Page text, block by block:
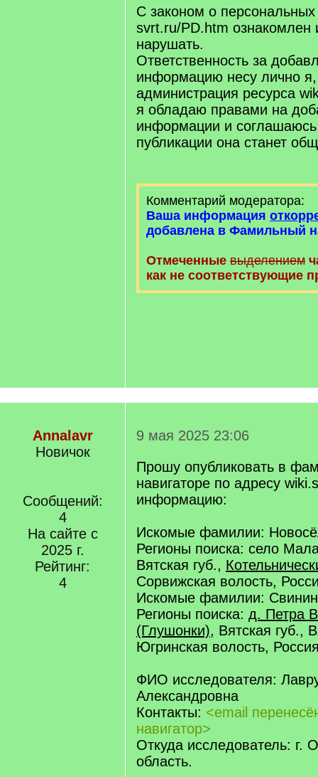
С законом о
svrt.ru/PD.htm ознакомлен
нарушать.
Ответственность за
информацию несу лично
администрация ресурса
я обладаю правами на
информации и
публикации она станет
Комментарий модератора:
Ваша информация
добавлена в Фамильный
Отмеченные выделением
как не соответствующие
Annalavr
Новичок
Сообщений:
4
На сайте с
2025 г.
Рейтинг:
4
9 мая 2025 23:06
Прошу опубликовать в
навигаторе по адресу
информацию:
Искомые фамилии:
Регионы поиска: село
Вятская губ.,
Сорвижская волость,
Искомые фамилии: Свинин
Регионы поиска: д. Петра
(Глушонки), Вятская губ.,
Югринская волость,
ФИО исследователя:
Александровна
Контакты: <email
навигатор>
Откуда исследователь: г.
область.